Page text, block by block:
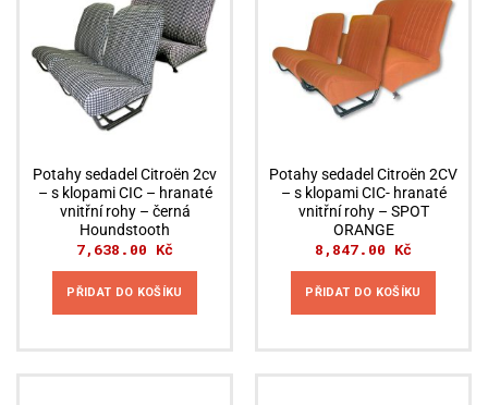
Potahy sedadel Citroën 2cv
– s klopami CIC – hranaté
vnitřní rohy – černá
Houndstooth
7,638.00 Kč
PŘIDAT DO KOŠÍKU
Potahy sedadel Citroën 2CV
– s klopami CIC- hranaté
vnitřní rohy – SPOT
ORANGE
8,847.00 Kč
PŘIDAT DO KOŠÍKU